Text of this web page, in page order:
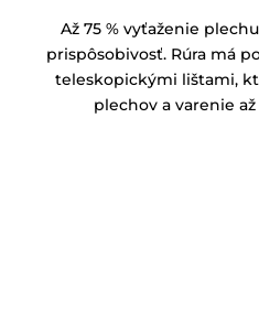
Až 75 % vyťaženie
prispôsobivosť. Rúra má
teleskopickými lištami,
plechov a varenie